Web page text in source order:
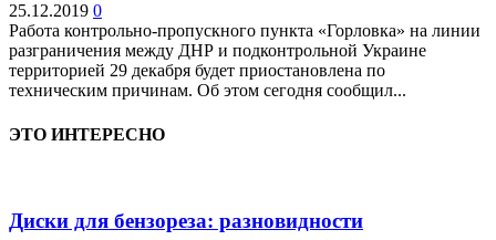
25.12.2019 0
Работа контрольно-пропускного пункта «Горловка» на линии
разграничения между ДНР и подконтрольной Украине
территорией 29 декабря будет приостановлена по
техническим причинам. Об этом сегодня сообщил...
ЭТО ИНТЕРЕСНО
Диски для бензореза: разновидности